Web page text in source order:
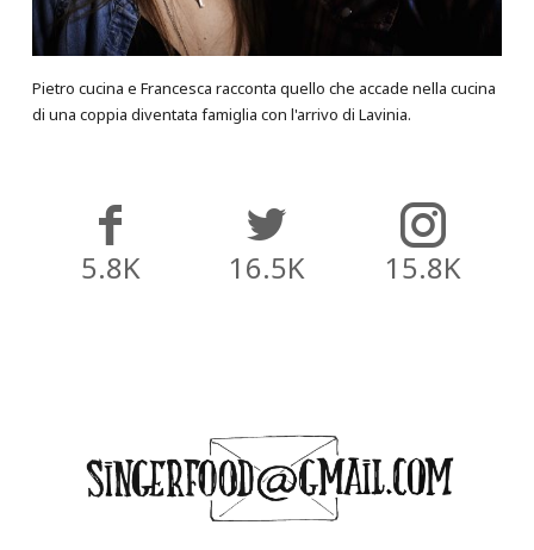
Pietro cucina e Francesca racconta quello che accade nella cucina
di una coppia diventata famiglia con l'arrivo di Lavinia.
5.8K 16.5K 15.8K